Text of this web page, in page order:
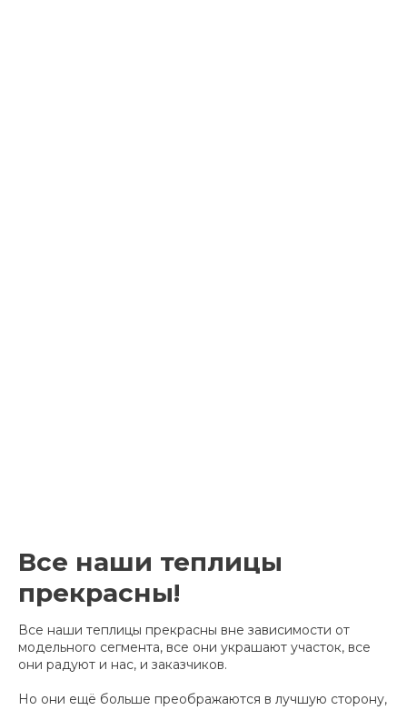
Все наши теплицы
прекрасны!
Все наши теплицы прекрасны вне зависимости от
модельного сегмента, все они украшают участок, все
они радуют и нас, и заказчиков.
Но они ещё больше преображаются в лучшую сторону,